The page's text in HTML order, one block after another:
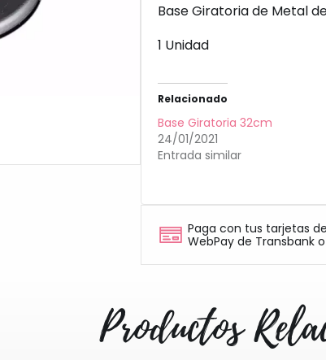
Base Giratoria de Metal
1 Unidad
Relacionado
Base Giratoria 32cm
24/01/2021
Entrada similar
Paga con tus tarjetas
WebPay de Transbank
Productos